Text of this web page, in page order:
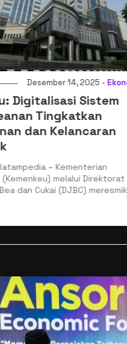
14, 2025 -Ekonomi
Sistem
Tingkatkan
Kelancaran
– Kementerian
melalui Direktorat
Cukai (DJBC) meresmikan